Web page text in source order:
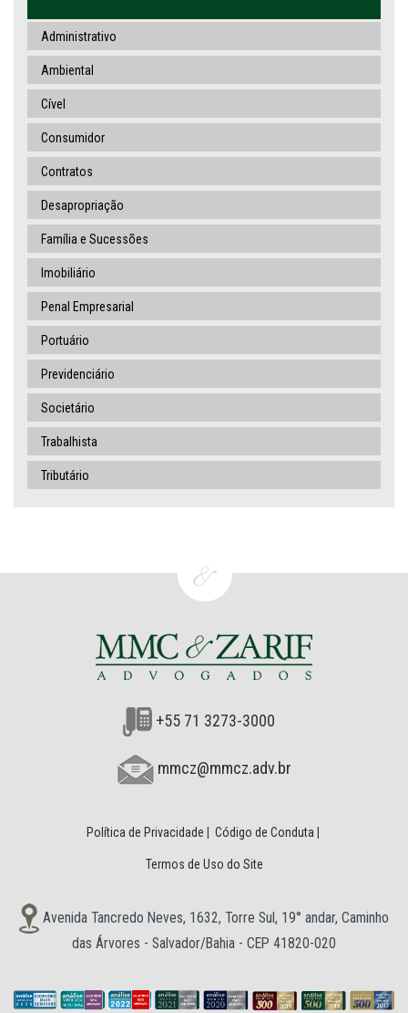
Administrativo
Ambiental
Cível
Consumidor
Contratos
Desapropriação
Família e Sucessões
Imobiliário
Penal Empresarial
Portuário
Previdenciário
Societário
Trabalhista
Tributário
+55 71 3273-3000
mmcz@mmcz.adv.br
Política de Privacidade Código de Conduta
Termos de Uso do Site
Avenida Tancredo Neves, 1632, Torre Sul, 19° andar, Caminho
das Árvores - Salvador/Bahia - CEP 41820-020